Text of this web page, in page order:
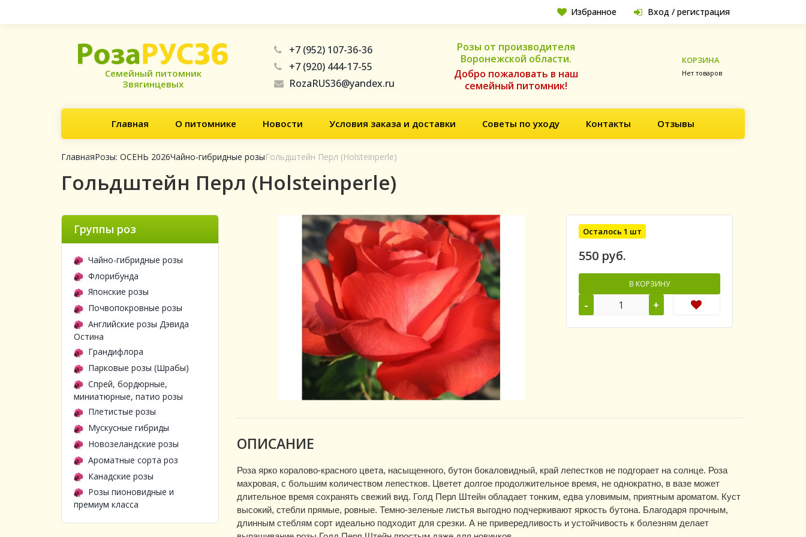
Избранное Вход / регистрация
Семейный питомник
Звягинцевых
+7 (952) 107-36-36
+7 (920) 444-17-55
RozaRUS36@yandex.ru
Розы от производителя
Воронежской области.
Добро пожаловать в наш
семейный питомник!
КОРЗИНА
Нет товаров
Главная О питомнике Новости Условия заказа и доставки Советы по уходу Контакты Отзывы
ГлавнаяРозы: ОСЕНЬ 2026Чайно-гибридные розыГольдштейн Перл (Holsteinperle)
Гольдштейн Перл (Holsteinperle)
Осталось 1 шт
550 руб.
В КОРЗИНУ
- +
ОПИСАНИЕ
Роза ярко коралово-красного цвета, насыщенного, бутон бокаловидный, край лепестков не подгорает на солнце. Роза
махровая, с большим количеством лепестков. Цветет долгое продолжительное время, не однократно, в вазе может
длительное время сохранять свежий вид. Голд Перл Штейн обладает тонким, едва уловимым, приятным ароматом. Куст
высокий, стебли прямые, ровные. Темно-зеленые листья выгодно подчеркивают яркость бутона. Благодаря прочным,
длинным стеблям сорт идеально подходит для срезки. А не привередливость и устойчивость к болезням делает
Группы роз
Чайно-гибридные розы
Флорибунда
Японские розы
Почвопокровные розы
Английские розы Дэвида
Остина
Грандифлора
Парковые розы (Шрабы)
Спрей, бордюрные,
миниатюрные, патио розы
Плетистые розы
Мускусные гибриды
Новозеландские розы
Ароматные сорта роз
Канадские розы
Розы пионовидные и
премиум класса